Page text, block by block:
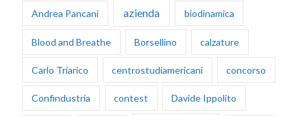
Andrea Pancani azienda biodinamica
Blood and Breathe Borsellino calzature
Carlo Triarico centrostudiamericani concorso
Confindustria contest Davide Ippolito